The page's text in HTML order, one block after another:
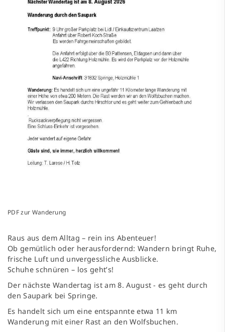
PDF zur Wanderung
Raus aus dem Alltag – rein ins Abenteuer!
Ob gemütlich oder herausfordernd: Wandern bringt Ruhe,
frische Luft und unvergessliche Ausblicke.
Schuhe schnüren – los geht’s!
Der nächste Wandertag ist am 8. August - es geht durch
den Saupark bei Springe.
Es handelt sich um eine entspannte etwa 11 km
Wanderung mit einer Rast an den Wolfsbuchen.